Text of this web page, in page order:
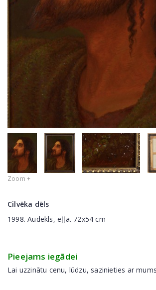
Zoom +
Cilvēka dēls
1998. Audekls, eļļa. 72x54 cm
Pieejams iegādei
Lai uzzinātu cenu, lūdzu, sazinieties ar